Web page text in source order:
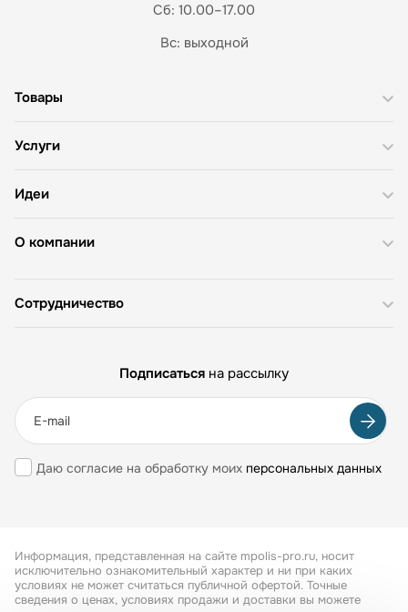
Сб: 10.00–17.00
Вс: выходной
О компании
Товары
Услуги
Идеи
Сотрудничество
Подписаться на рассылку
Даю согласие на обработку моих персональных данных
Информация, представленная на сайте mpolis-pro.ru, носит
исключительно ознакомительный характер и ни при каких
условиях не может считаться публичной офертой. Точные
сведения о ценах, условиях продажи и доставки вы можете